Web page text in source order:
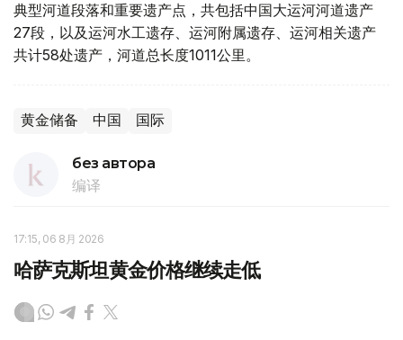
典型河道段落和重要遗产点，共包括中国大运河河道遗产
27段，以及运河水工遗存、运河附属遗存、运河相关遗产
共计58处遗产，河道总长度1011公里。
黄金储备 中国 国际
без автора
编译
17:15, 06 8月 2026
哈萨克斯坦黄金价格继续走低